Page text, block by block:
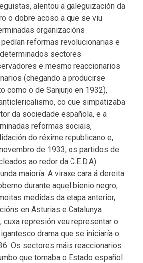
alentou a galeguización da
o dobre acoso a que se viu
organizacións
reformas revolucionarias e
sectores
e mesmo reaccionarios
(chegando a producirse
como o de Sanjurjo en 1932),
co que simpatizaba
da sociedade española, e a
reformas sociais,
do réxime republicano e,
de 1933, os partidos de
ao redor da C.E.D.A)
maioría. A viraxe cara á dereita
durante aquel bienio negro,
medidas da etapa anterior,
en Asturias e Catalunya
cuxa represión veu representar o
drama que se iniciaría o
Os sectores máis reaccionarios
que tomaba o Estado español